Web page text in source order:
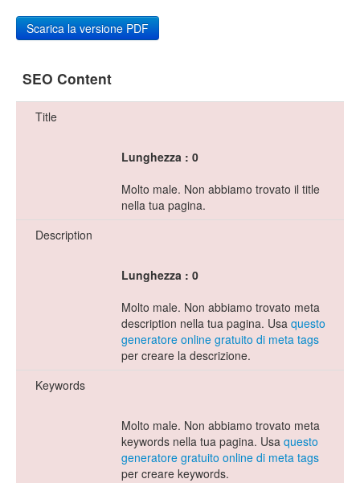
SEO Content
Title
Lunghezza : 0
Molto male. Non abbiamo trovato il title
nella tua pagina.
Description
Lunghezza : 0
Molto male. Non abbiamo trovato meta
description nella tua pagina. Usa questo
generatore online gratuito di meta tags
per creare la descrizione.
Keywords
Molto male. Non abbiamo trovato meta
keywords nella tua pagina. Usa questo
generatore gratuito online di meta tags
per creare keywords.